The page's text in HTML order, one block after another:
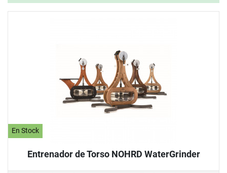
En Stock
Entrenador de Torso NOHRD WaterGrinder